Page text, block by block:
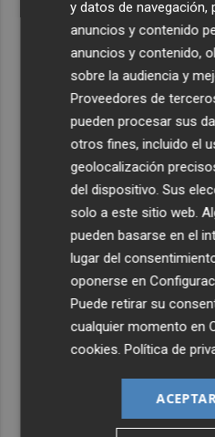
y datos de navegación,
anuncios y contenido
anuncios y contenido,
sobre la audiencia y
Proveedores de
pueden procesar sus
otros fines, incluido el
geolocalización
del dispositivo. Sus
solo a este sitio web.
pueden basarse en el
lugar del
oponerse en
Puede retirar su
cualquier momento en
cookies .Política de